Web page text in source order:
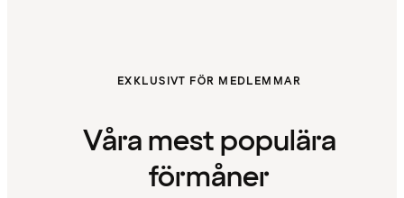
EXKLUSIVT FÖR MEDLEMMAR
Våra mest populära
förmåner